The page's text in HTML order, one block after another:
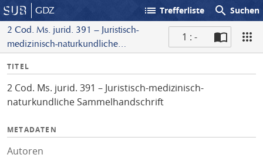
GDZ list Trefferliste search Suchen
2 Cod. Ms. jurid. 391 – Juristisch-
medizinisch-naturkundliche
1 : -
I
f
o
TITEL
2 Cod. Ms. jurid. 391 – Juristisch-medizinisch-
naturkundliche Sammelhandschrift
METADATEN
Autoren